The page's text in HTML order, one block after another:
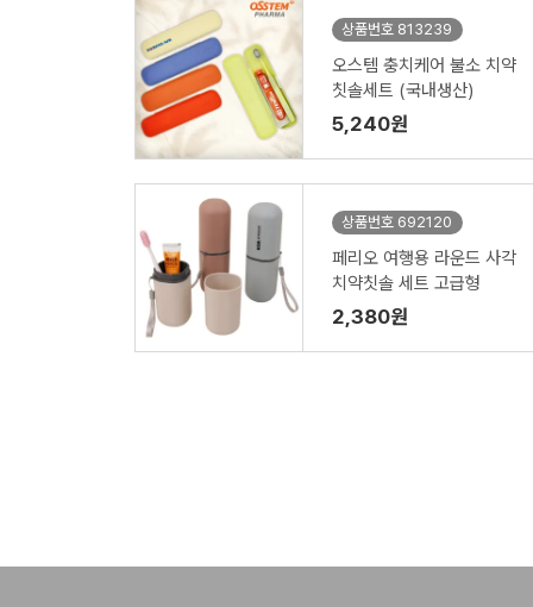
상품번호 813239
오스템 충치케어 불소 치약
칫솔세트 (국내생산)
5,240원
상품번호 692120
페리오 여행용 라운드 사각
치약칫솔 세트 고급형
2,380원